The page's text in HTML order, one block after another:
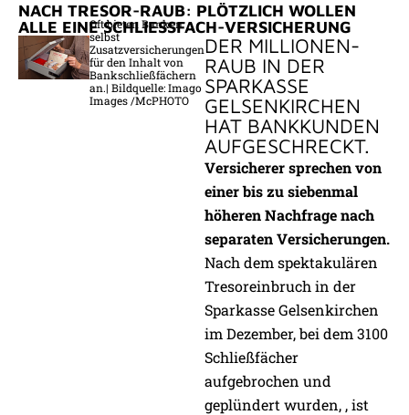
NACH TRESOR-RAUB: PLÖTZLICH WOLLEN
ALLE EINE SCHLIESSFACH-VERSICHERUNG
Oft bieten Banken
selbst
Zusatzversicherungen
für den Inhalt von
Bankschließfächern
an.| Bildquelle: Imago
Images /McPHOTO
DER MILLIONEN-
RAUB IN DER
SPARKASSE
GELSENKIRCHEN
HAT BANKKUNDEN
AUFGESCHRECKT.
Versicherer sprechen von
einer bis zu siebenmal
höheren Nachfrage nach
separaten Versicherungen.
Nach dem spektakulären
Tresoreinbruch in der
Sparkasse Gelsenkirchen
im Dezember, bei dem 3100
Schließfächer
aufgebrochen und
geplündert wurden, , ist